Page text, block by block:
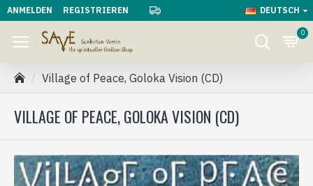
ANMELDEN REGISTRIEREN DEUTSCH
0
Village of Peace, Goloka Vision (CD)
VILLAGE OF PEACE, GOLOKA VISION (CD)